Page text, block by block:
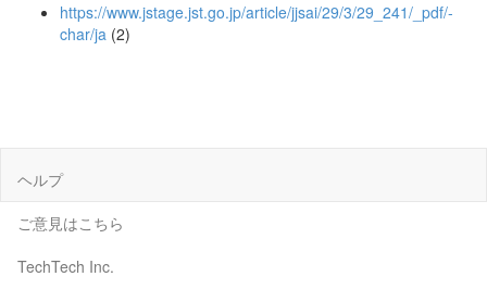
https://www.jstage.jst.go.jp/article/jjsai/29/3/29_241/_pdf/-
char/ja (2)
ヘルプ
ご意見はこちら
TechTech Inc.